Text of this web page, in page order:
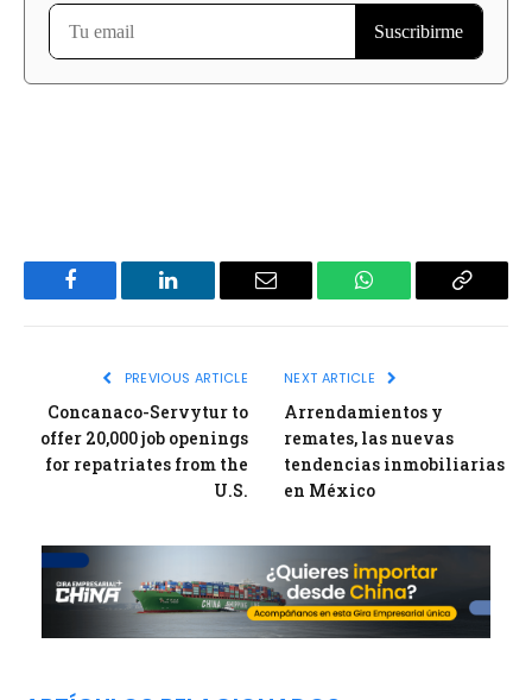
Facebook LinkedIn Email WhatsApp Copy
PREVIOUS ARTICLE
Concanaco-Servytur to
offer 20,000 job openings
for repatriates from the
U.S.
NEXT ARTICLE
Arrendamientos y
remates, las nuevas
tendencias inmobiliarias
en México